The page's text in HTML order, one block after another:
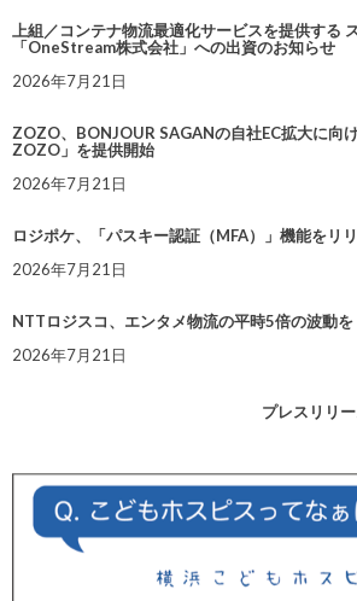
上組／コンテナ物流最適化サービスを提供する
「OneStream株式会社」への出資のお知らせ
2026年7月21日
ZOZO、BONJOUR SAGANの自社EC拡大に向
ZOZO」を提供開始
2026年7月21日
ロジポケ、「パスキー認証（MFA）」機能をリ
2026年7月21日
NTTロジスコ、エンタメ物流の平時5倍の波動
2026年7月21日
プレスリリ